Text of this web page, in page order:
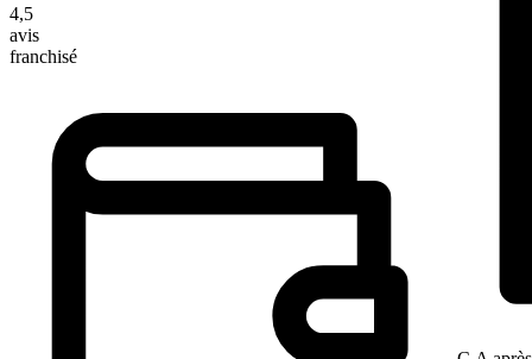
4,5
avis
franchisé